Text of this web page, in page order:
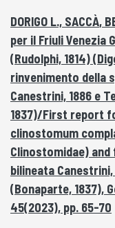
DORIGO L., SACCÀ,
per il Friuli Venezia
(Rudolphi, 1814)
rinvenimento della
Canestrini, 1886 e
1837)/First report
clinostomum
Clinostomidae)
bilineata
(Bonaparte, 1837),
45(2023), pp. 65-70